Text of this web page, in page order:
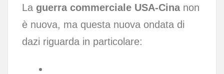
La guerra commerciale USA-Cinanon
è nuova, ma questa nuova ondata di
dazi riguarda in particolare: